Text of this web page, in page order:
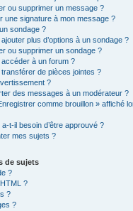
ou supprimer un message ?
une signature à mon message ?
sondage ?
plus d’options à un sondage ?
ou supprimer un sondage ?
à un forum ?
de pièces jointes ?
?
des messages à un modérateur ?
comme brouillon » affiché
t-il besoin d’être approuvé ?
mes sujets ?
de sujets
?
?
?
?